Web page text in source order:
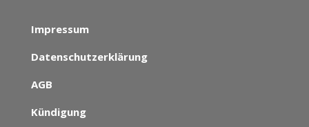
Impressum
Datenschutzerklärung
AGB
Kündigung